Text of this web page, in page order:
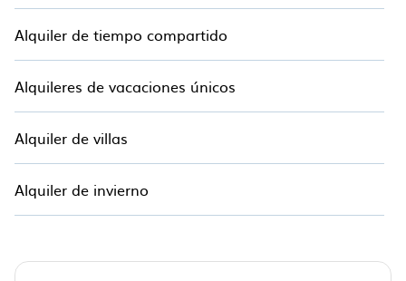
Alquiler de tiempo compartido
Alquileres de vacaciones únicos
Alquiler de villas
Alquiler de invierno